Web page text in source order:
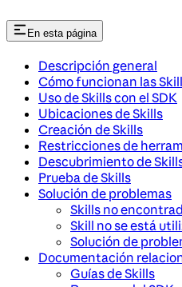
En esta página
Descripción general
Cómo funcionan las
Uso de Skills con el SDK
Ubicaciones de Skills
Creación de Skills
Restricciones de
Descubrimiento de
Prueba de Skills
Solución de problemas
Skills no
Skill no se está
Solución de
Documentación
Guías de Skills